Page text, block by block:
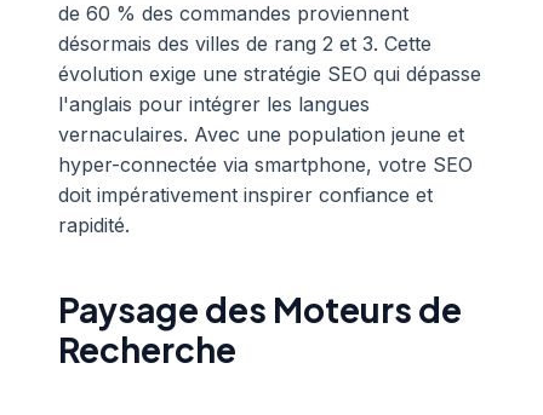
de 60 % des commandes proviennent
désormais des villes de rang 2 et 3. Cette
évolution exige une stratégie SEO qui dépasse
l'anglais pour intégrer les langues
vernaculaires. Avec une population jeune et
hyper-connectée via smartphone, votre SEO
doit impérativement inspirer confiance et
rapidité.
Paysage des Moteurs de
Recherche